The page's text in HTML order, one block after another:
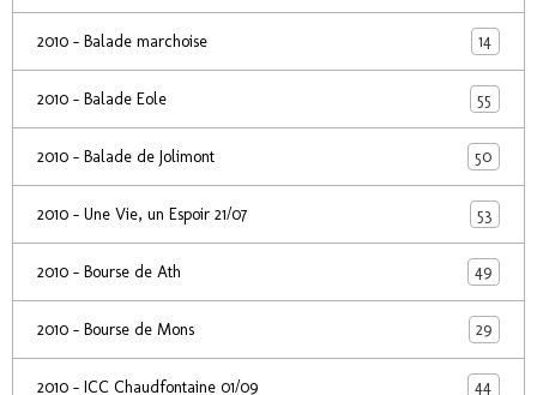
2010 - Balade marchoise 14
2010 - Balade Eole 55
2010 - Balade de Jolimont 50
2010 - Une Vie, un Espoir 21/07 53
2010 - Bourse de Ath 49
2010 - Bourse de Mons 29
2010 - ICC Chaudfontaine 01/09 44